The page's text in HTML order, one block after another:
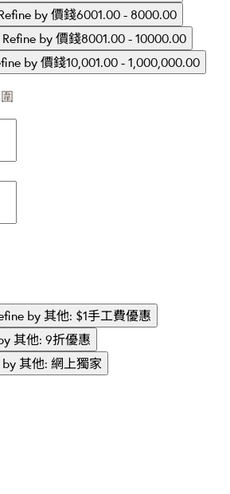
by 價錢6001.00 - 8000.00
Refine by 價錢8001.00 - 10000.00
by 價錢10,001.00 - 1,000,000.00
by 其他: $1手工費優惠
其他: 9折優惠
by 其他: 網上獨家